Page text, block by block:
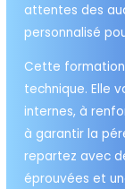
attentes des
personnalisé
Cette
technique. Elle
internes, à
à garantir la
repartez avec
éprouvées et